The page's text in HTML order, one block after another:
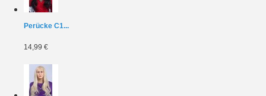
Perücke C1...
14,99 €